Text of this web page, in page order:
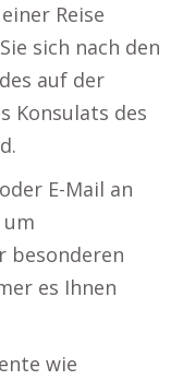
Reise
sich nach den
auf der
Konsulats des
E-Mail an
um
besonderen
es Ihnen
wie